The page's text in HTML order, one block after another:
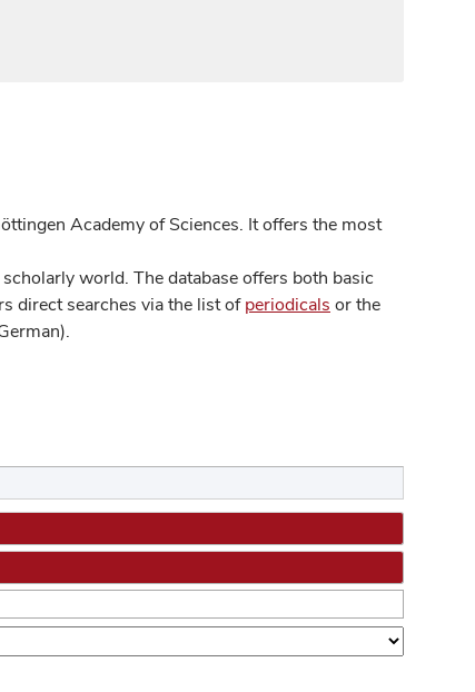
Academy of Sciences. It offers the most
world. The database offers both basic
direct searches via the list ofperiodicals or the